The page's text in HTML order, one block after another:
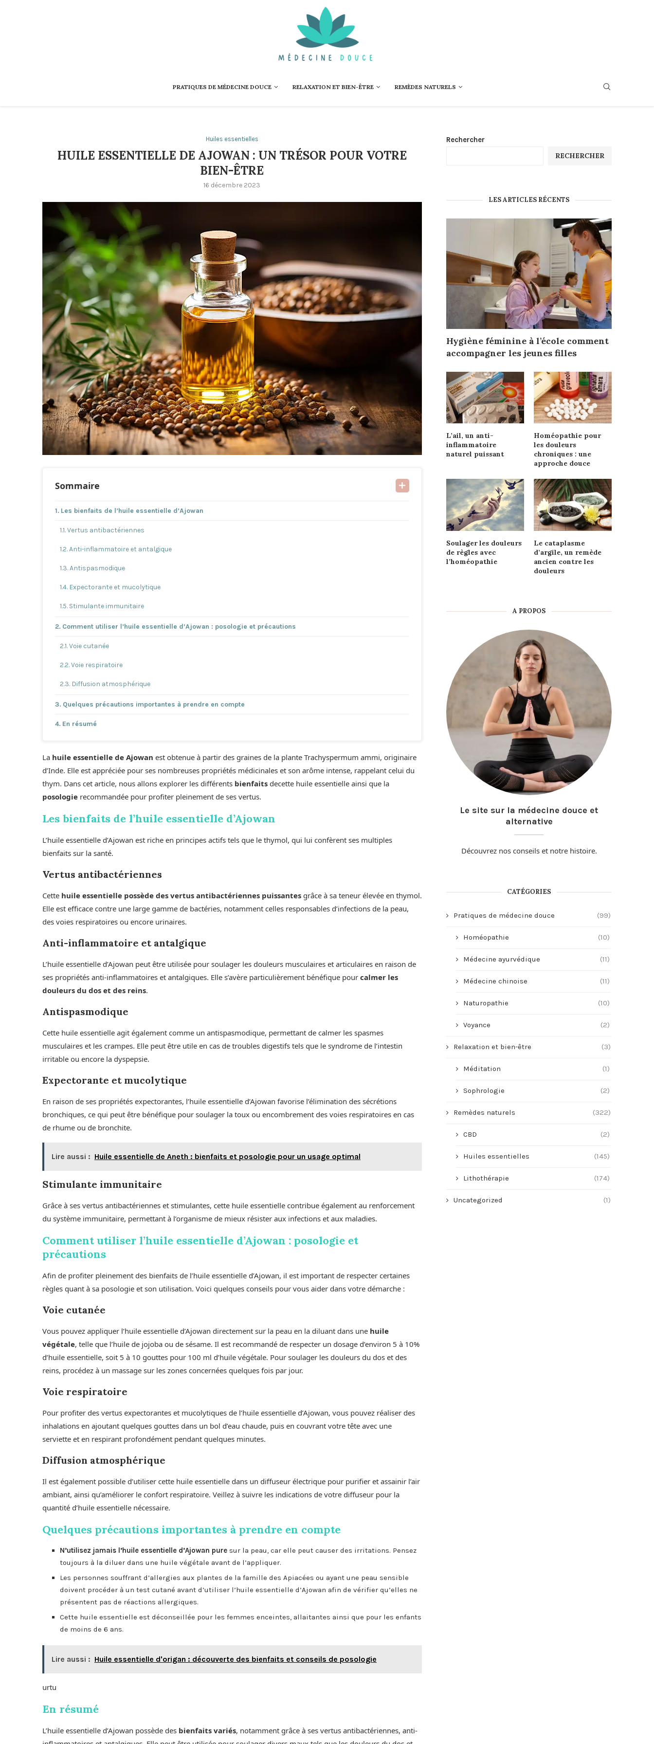
PRATIQUES DE MÉDECINE DOUCE RELAXATION ET BIEN-ÊTRE REMÈDES NATURELS
Huiles essentielles
HUILE ESSENTIELLE DE AJOWAN : UN TRÉSOR POUR VOTRE
BIEN-ÊTRE
16 décembre 2023
Sommaire
Les bienfaits de l’huile essentielle d’Ajowan
Vertus antibactériennes
Anti-inflammatoire et antalgique
Antispasmodique
Expectorante et mucolytique
Stimulante immunitaire
Comment utiliser l’huile essentielle d’Ajowan : posologie et précautions
Voie cutanée
Voie respiratoire
Diffusion atmosphérique
Quelques précautions importantes à prendre en compte
En résumé
La huile essentielle de Ajowan est obtenue à partir des graines de la plante Trachyspermum ammi, originaire
d’Inde. Elle est appréciée pour ses nombreuses propriétés médicinales et son arôme intense, rappelant celui du
thym. Dans cet article, nous allons explorer les différents bienfaits decette huile essentielle ainsi que la
posologie recommandée pour profiter pleinement de ses vertus.
Les bienfaits de l’huile essentielle d’Ajowan
L’huile essentielle d’Ajowan est riche en principes actifs tels que le thymol, qui lui confèrent ses multiples
bienfaits sur la santé.
Vertus antibactériennes
Cette huile essentielle possède des vertus antibactériennes puissantes grâce à sa teneur élevée en thymol.
Elle est efficace contre une large gamme de bactéries, notamment celles responsables d’infections de la peau,
des voies respiratoires ou encore urinaires.
Anti-inflammatoire et antalgique
L’huile essentielle d’Ajowan peut être utilisée pour soulager les douleurs musculaires et articulaires en raison de
ses propriétés anti-inflammatoires et antalgiques. Elle s’avère particulièrement bénéfique pour calmer les
douleurs du dos et des reins.
Antispasmodique
Cette huile essentielle agit également comme un antispasmodique, permettant de calmer les spasmes
musculaires et les crampes. Elle peut être utile en cas de troubles digestifs tels que le syndrome de l’intestin
irritable ou encore la dyspepsie.
Expectorante et mucolytique
En raison de ses propriétés expectorantes, l’huile essentielle d’Ajowan favorise l’élimination des sécrétions
bronchiques, ce qui peut être bénéfique pour soulager la toux ou encombrement des voies respiratoires en cas
de rhume ou de bronchite.
Lire aussi : Huile essentielle de Aneth : bienfaits et posologie pour un usage optimal
Stimulante immunitaire
Grâce à ses vertus antibactériennes et stimulantes, cette huile essentielle contribue également au renforcement
du système immunitaire, permettant à l’organisme de mieux résister aux infections et aux maladies.
Comment utiliser l’huile essentielle d’Ajowan : posologie et
précautions
Afin de profiter pleinement des bienfaits de l’huile essentielle d’Ajowan, il est important de respecter certaines
règles quant à sa posologie et son utilisation. Voici quelques conseils pour vous aider dans votre démarche :
Voie cutanée
Vous pouvez appliquer l’huile essentielle d’Ajowan directement sur la peau en la diluant dans une huile
végétale, telle que l’huile de jojoba ou de sésame. Il est recommandé de respecter un dosage d’environ 5 à 10%
d’huile essentielle, soit 5 à 10 gouttes pour 100 ml d’huile végétale. Pour soulager les douleurs du dos et des
reins, procédez à un massage sur les zones concernées quelques fois par jour.
Voie respiratoire
Pour profiter des vertus expectorantes et mucolytiques de l’huile essentielle d’Ajowan, vous pouvez réaliser des
inhalations en ajoutant quelques gouttes dans un bol d’eau chaude, puis en couvrant votre tête avec une
serviette et en respirant profondément pendant quelques minutes.
Diffusion atmosphérique
Il est également possible d’utiliser cette huile essentielle dans un diffuseur électrique pour purifier et assainir l’air
ambiant, ainsi qu’améliorer le confort respiratoire. Veillez à suivre les indications de votre diffuseur pour la
quantité d’huile essentielle nécessaire.
Quelques précautions importantes à prendre en compte
N’utilisez jamais l’huile essentielle d’Ajowan pure sur la peau, car elle peut causer des irritations. Pensez
toujours à la diluer dans une huile végétale avant de l’appliquer.
Les personnes souffrant d’allergies aux plantes de la famille des Apiacées ou ayant une peau sensible
doivent procéder à un test cutané avant d’utiliser l’huile essentielle d’Ajowan afin de vérifier qu’elles ne
présentent pas de réactions allergiques.
Cette huile essentielle est déconseillée pour les femmes enceintes, allaitantes ainsi que pour les enfants
de moins de 6 ans.
Lire aussi : Huile essentielle d'origan : découverte des bienfaits et conseils de posologie
urtu
En résumé
L’huile essentielle d’Ajowan possède des bienfaits variés, notamment grâce à ses vertus antibactériennes, anti-
Rechercher
RECHERCHER
LES ARTICLES RÉCENTS
Hygiène féminine à l’école comment
accompagner les jeunes filles
L’ail, un anti-
inflammatoire
naturel puissant
Homéopathie pour
les douleurs
chroniques : une
approche douce
Soulager les douleurs
de règles avec
l’homéopathie
Le cataplasme
d’argile, un remède
ancien contre les
douleurs
A PROPOS
Le site sur la médecine douce et
alternative
Découvrez nos conseils et notre histoire.
CATÉGORIES
Pratiques de médecine douce (99)
Homéopathie (10)
Médecine ayurvédique (11)
Médecine chinoise (11)
Naturopathie (10)
Voyance (2)
Relaxation et bien-être (3)
Méditation (1)
Sophrologie (2)
Remèdes naturels (322)
CBD (2)
Huiles essentielles (145)
Lithothérapie (174)
Uncategorized (1)